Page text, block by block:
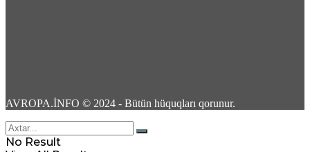
Məhəmməd Bağet Zülqədr: “ABŞ dəniz
AVROPA.İNFO © 2024 - Bütün hüquqları qorunur.
No Result